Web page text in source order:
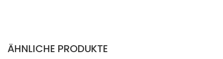
ÄHNLICHE PRODUKTE